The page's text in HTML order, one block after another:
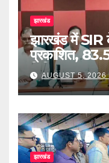
झारखंड
झारखंड में SIR
प्रकाशित,
डिजिटाइज
AUGUST 5, 2026
झारखंड